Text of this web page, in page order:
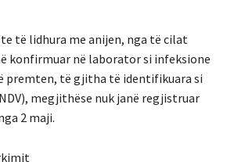
të lidhura me anijen, nga të cilat
konfirmuar në laborator si infeksione
premten, të gjitha të identifikuara si
megjithëse nuk janë regjistruar
2 maji.